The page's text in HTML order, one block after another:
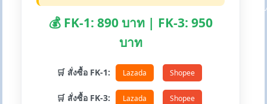
💰 FK-1: 890 บาท | FK-3: 950
บาท
🛒 สั่งซื้อ FK-1: Lazada Shopee
🛒 สั่งซื้อ FK-3: Lazada Shopee